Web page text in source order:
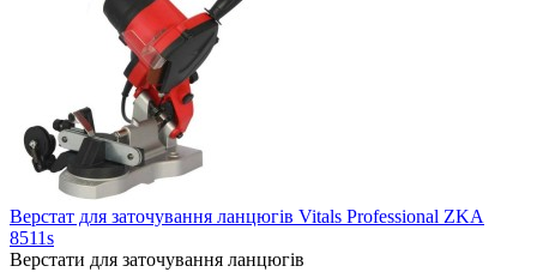
Верстат для заточування ланцюгів Vitals Professional ZKA
8511s
Верстати для заточування ланцюгів